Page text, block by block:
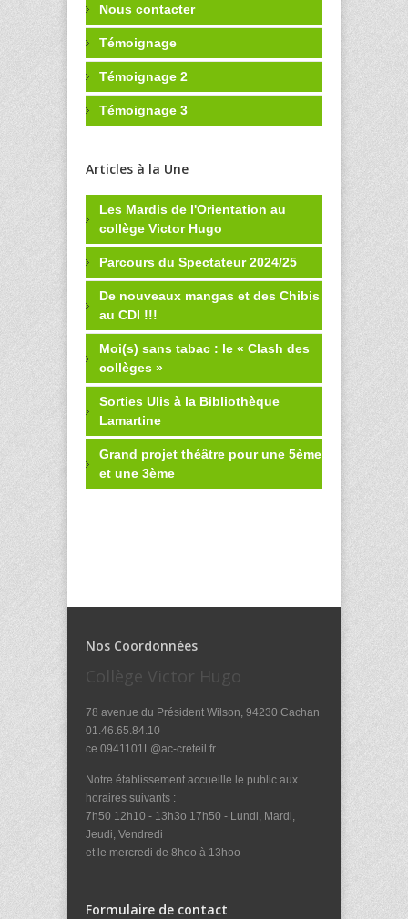
Nous contacter
Témoignage
Témoignage 2
Témoignage 3
Articles à la Une
Les Mardis de l'Orientation au
collège Victor Hugo
Parcours du Spectateur 2024/25
De nouveaux mangas et des Chibis
au CDI !!!
Moi(s) sans tabac : le « Clash des
collèges »
Sorties Ulis à la Bibliothèque
Lamartine
Grand projet théâtre pour une 5ème
et une 3ème
Nos Coordonnées
Collège Victor Hugo
78 avenue du Président Wilson, 94230 Cachan
01.46.65.84.10
ce.0941101L@ac-creteil.fr
Notre établissement accueille le public aux
horaires suivants :
7h50 12h10 - 13h3o 17h50 - Lundi, Mardi,
Jeudi, Vendredi
et le mercredi de 8hoo à 13hoo
Formulaire de contact